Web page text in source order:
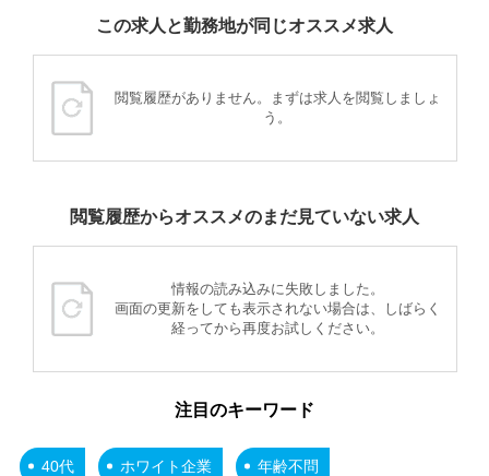
この求人と勤務地が同じオススメ求人
閲覧履歴がありません。まずは求人を閲覧しましょ
う。
閲覧履歴からオススメのまだ見ていない求人
情報の読み込みに失敗しました。
画面の更新をしても表示されない場合は、しばらく
経ってから再度お試しください。
注目のキーワード
40代 ホワイト企業 年齢不問